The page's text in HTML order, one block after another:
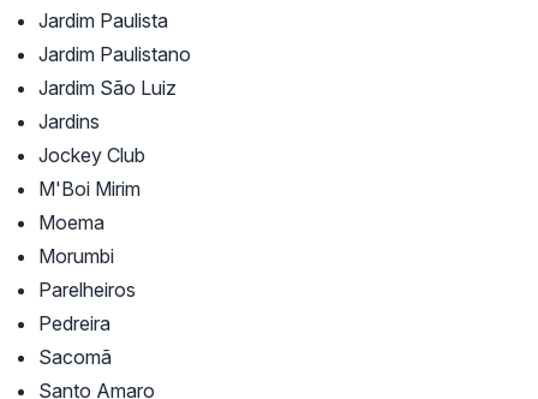
Jardim Paulista
Jardim Paulistano
Jardim São Luiz
Jardins
Jockey Club
M'Boi Mirim
Moema
Morumbi
Parelheiros
Pedreira
Sacomã
Santo Amaro